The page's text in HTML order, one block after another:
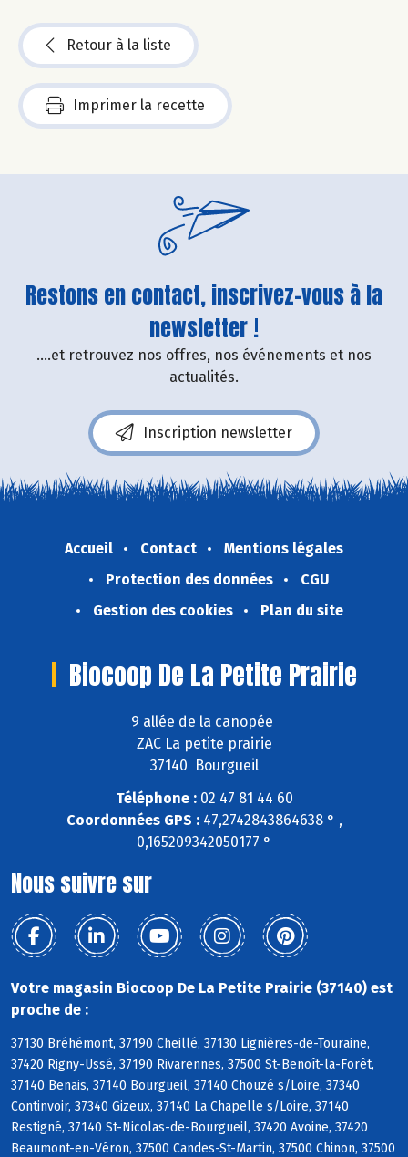
Retour à la liste
Imprimer la recette
Restons en contact, inscrivez-vous à la
newsletter !
....et retrouvez nos offres, nos événements et nos
actualités.
Inscription newsletter
Accueil Contact
Mentions légales
Protection des données
CGU
Gestion des cookies
Plan du site
Biocoop De La Petite Prairie
9 allée de la canopée
ZAC La petite prairie
37140 Bourgueil
Téléphone :02 47 81 44 60
Coordonnées GPS :47,2742843864638 ° ,
0,165209342050177 °
Nous suivre sur
Votre magasin Biocoop De La Petite Prairie (37140) est
proche de :
37130 Bréhémont, 37190 Cheillé, 37130 Lignières-de-Touraine,
37420 Rigny-Ussé, 37190 Rivarennes, 37500 St-Benoît-la-Forêt,
37140 Benais, 37140 Bourgueil, 37140 Chouzé s/Loire, 37340
Continvoir, 37340 Gizeux, 37140 La Chapelle s/Loire, 37140
Restigné, 37140 St-Nicolas-de-Bourgueil, 37420 Avoine, 37420
Beaumont-en-Véron, 37500 Candes-St-Martin, 37500 Chinon, 37500